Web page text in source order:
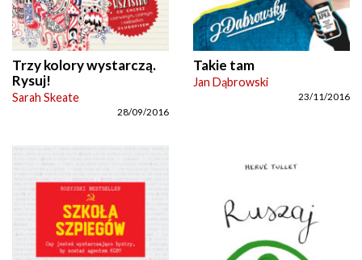
Trzy kolory wystarczą.
Rysuj!
Sarah Skeate
28/09/2016
Takie tam
Jan Dąbrowski
23/11/2016